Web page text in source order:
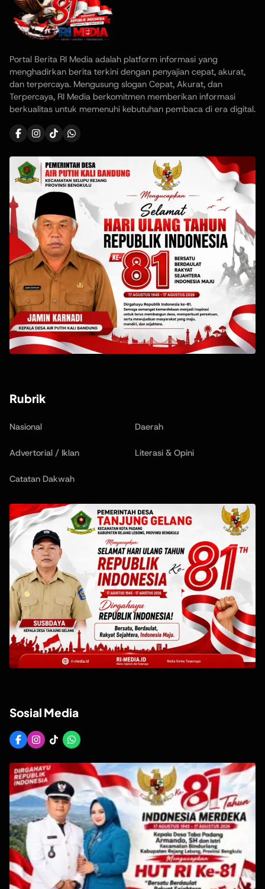
Portal Berita RI Media adalah platform informasi yang
menghadirkan berita terkini dengan penyajian cepat, akurat,
dan terpercaya. Mengusung slogan Cepat, Akurat, dan
Terpercaya, RI Media berkomitmen memberikan informasi
berkualitas untuk memenuhi kebutuhan pembaca di era digital.
Rubrik
Nasional Daerah
Advertorial / Iklan Literasi & Opini
Catatan Dakwah
Sosial Media